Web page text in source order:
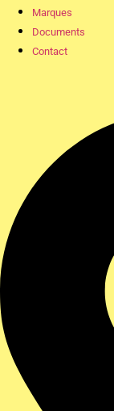
Marques
Documents
Contact